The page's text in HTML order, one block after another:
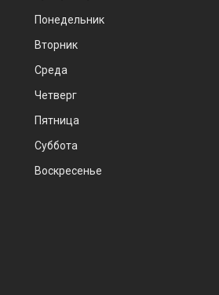
Понедельник
Вторник
Среда
Четверг
Пятница
Суббота
Воскресенье